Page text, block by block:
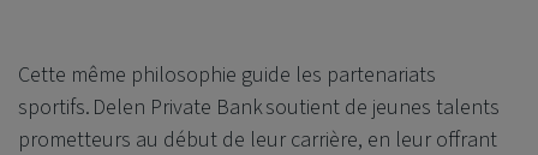
Cette même philosophie guide les partenariats
sportifs. Delen Private Banksoutient de jeunes talents
prometteurs au début de leur carrière, en leur offrant